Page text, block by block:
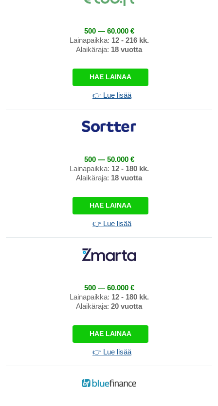
500 — 60.000 €
Lainapaikka: 12 - 216 kk.
Alaikäraja: 18 vuotta
HAE LAINAA
👉 Lue lisää
500 — 50.000 €
Lainapaikka: 12 - 180 kk.
Alaikäraja: 18 vuotta
HAE LAINAA
👉 Lue lisää
500 — 60.000 €
Lainapaikka: 12 - 180 kk.
Alaikäraja: 20 vuotta
HAE LAINAA
👉 Lue lisää